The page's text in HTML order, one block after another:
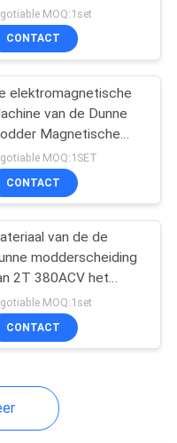
van Ferro-
Niet-metalen
Industriële
MOQ:1set
CONTACT
elektromagnetische
van de Dunne
Magnetische
met Waterolie
Koelen
MOQ:1SET
CONTACT
van de de
modderscheiding
2T 380ACV het
met
of Olie het Koelen
MOQ:1set
CONTACT